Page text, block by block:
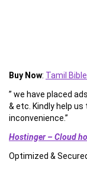
Buy Now: Tamil
” we have placed
& etc. Kindly help
inconvenience.”
Hostinger – Cloud
Optimized &